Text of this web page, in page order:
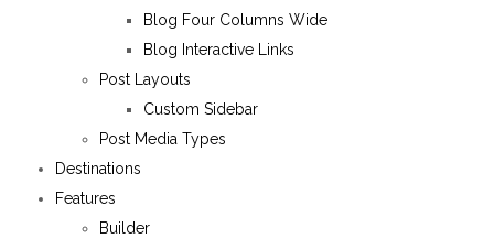
Blog Four Columns Wide
Blog Interactive Links
Post Layouts
Custom Sidebar
Post Media Types
Destinations
Features
Builder